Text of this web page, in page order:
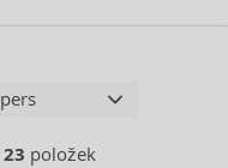
23 položek